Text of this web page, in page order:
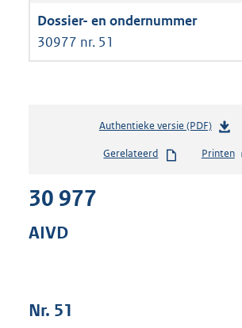
30977 nr. 51
Authentieke versie (PDF)b
s
Gerelateerd Printen
30 977
AIVD
Nr. 51